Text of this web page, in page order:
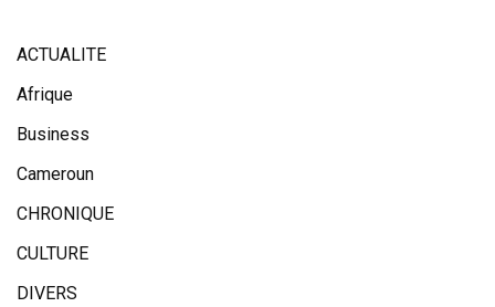
ACTUALITE
Afrique
Business
Cameroun
CHRONIQUE
CULTURE
DIVERS